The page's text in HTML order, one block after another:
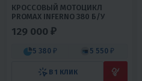
КРОССОВЫЙ МОТОЦИКЛ
PROMAX INFERNO 380 Б/У
129 000 ₽
5 380 ₽ 5 550 ₽
В 1 КЛИК